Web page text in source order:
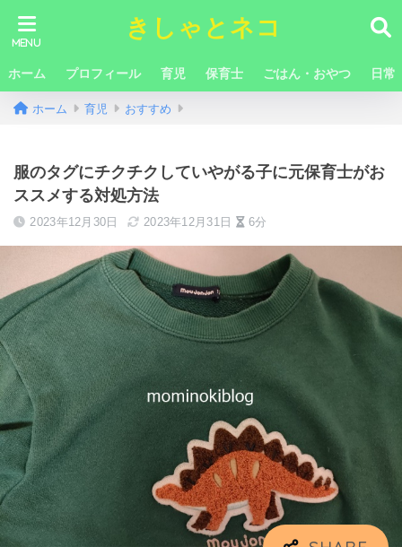
きしゃとネコ
ホーム プロフィール 育児 保育士 ごはん・おやつ 日常
ホーム 育児 おすすめ
服のタグにチクチクしていやがる子に元保育士がお
ススメする対処方法
2023年12月30日 2023年12月31日 6分